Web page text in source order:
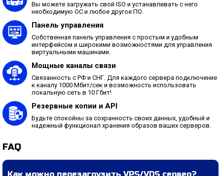
Вы можете загружать свой ISO и устанавливать с него
необходимую ОС и любое другое ПО.
Панель управления
Собственная панель управления с простым и удобным
интерфейсом и широкими возможностями для управления
виртуальными машинами.
Мощные каналы связи
Связанность с РФ и СНГ. Для каждого сервера подключение
к каналу 1000 Мбит/сек и возможность использовать
локальную сеть в 10 Гбит!
Резервные копии и API
Будьте спокойны за сохранность своих данных, удобный и
надежный функционал хранения образов ваших серверов.
FAQ